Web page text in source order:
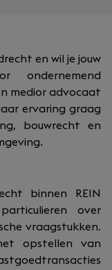
en wil je jouw
ondernemend
medior advocaat
ervaring graag
bouwrecht en
binnen REIN
over
vraagstukken.
opstellen van